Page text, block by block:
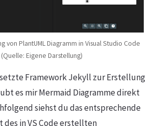
von PlantUML Diagramm in Visual Studio Code
(Quelle: Eigene Darstellung)
Framework Jekyll zur Erstellung
es mir Mermaid Diagramme direkt
siehst du das entsprechende
des in VS Code erstellten